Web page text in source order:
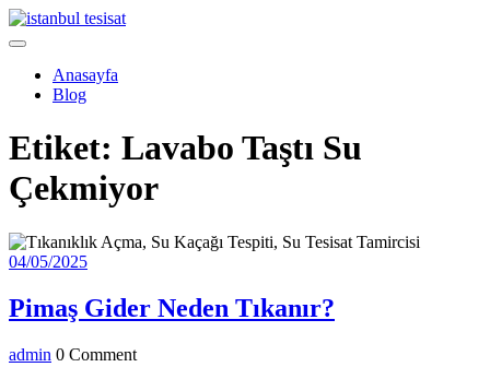
Skip
to
Open
Anasayfa
Blog
Menu
Etiket: Lavabo Taştı Su
Çekmiyor
04/05/202504/05/2025
Pimaş Gider Neden Tıkanır?
admin admin
0 Comment